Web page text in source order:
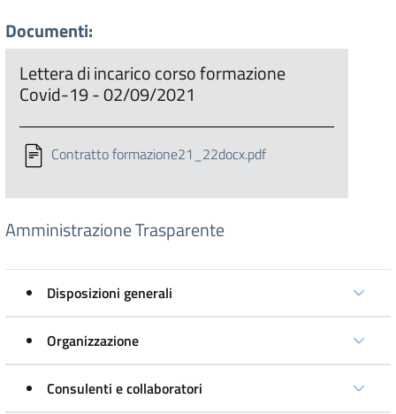
Documenti:
Lettera di incarico corso formazione
Covid-19 - 02/09/2021
Contratto formazione21_22docx.pdf
Amministrazione Trasparente
Disposizioni generali
Organizzazione
Consulenti e collaboratori